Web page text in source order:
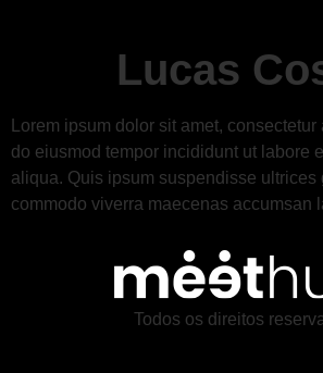
Lucas
Lorem ipsum dolor sit amet,
do eiusmod tempor incididunt ut labore
aliqua. Quis ipsum suspendisse ultrices
commodo viverra maecenas accumsan
Todos os direitos